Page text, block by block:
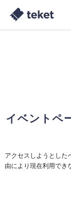
イベントペ
アクセスしようとした
由により現在利用でき